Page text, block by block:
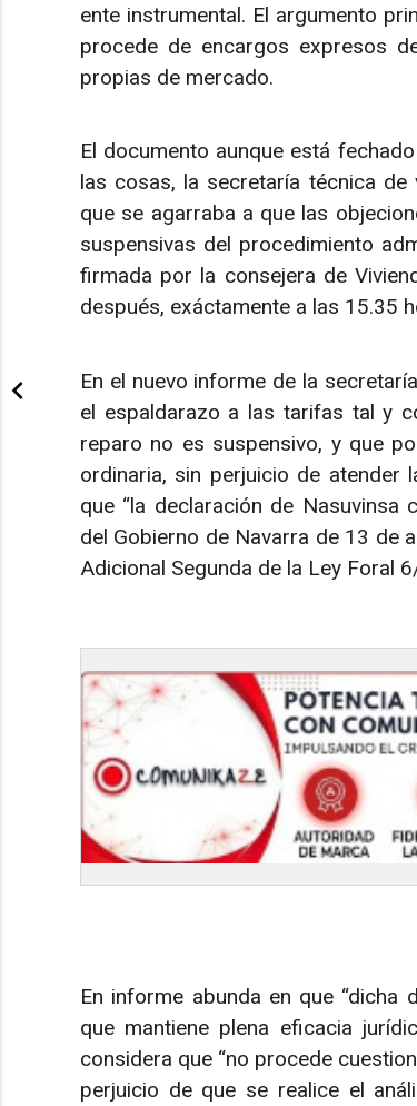
ente instrumental. El argumento
procede de encargos expresos
propias de mercado.
El documento aunque está
las cosas, la secretaría técnica
que se agarraba a que las
suspensivas del procedimiento
firmada por la consejera de
después, exáctamente a las 15.35
En el nuevo informe de la
el espaldarazo a las tarifas tal y
reparo no es suspensivo, y que
ordinaria, sin perjuicio de atender
que “la declaración de
del Gobierno de Navarra de 13 de
Adicional Segunda de la Ley Foral
En informe abunda en que
que mantiene plena eficacia
considera que “no procede
perjuicio de que se realice el